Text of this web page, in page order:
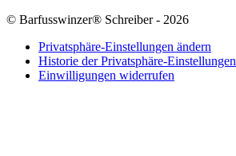
© Barfusswinzer® Schreiber - 2026
Privatsphäre-Einstellungen ändern
Historie der Privatsphäre-Einstellungen
Einwilligungen widerrufen